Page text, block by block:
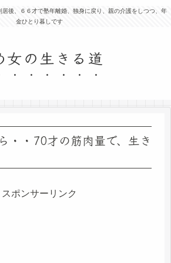
後、６６才で塾年離婚、独身に戻り、親の介護をしつつ、年
金ひとり暮しです
女の生きる道
・・70才の筋肉量で、生き
スポンサーリンク